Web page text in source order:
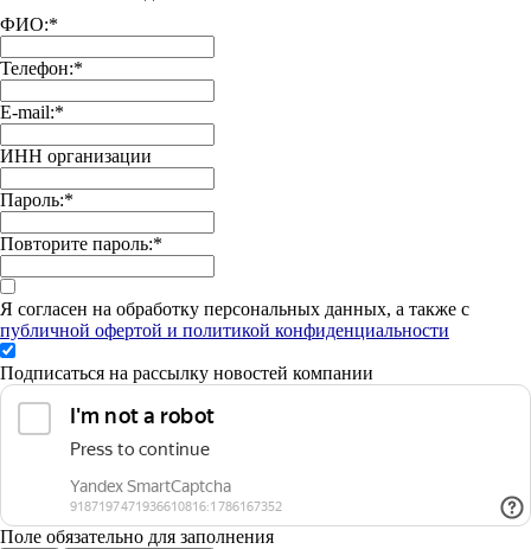
ФИО:*
Телефон:*
E-mail:*
ИНН организации
Пароль:*
Повторите пароль:*
Я согласен на обработку персональных данных, а также с
публичной офертой и политикой конфиденциальности
Подписаться на рассылку новостей компании
Поле обязательно для заполнения